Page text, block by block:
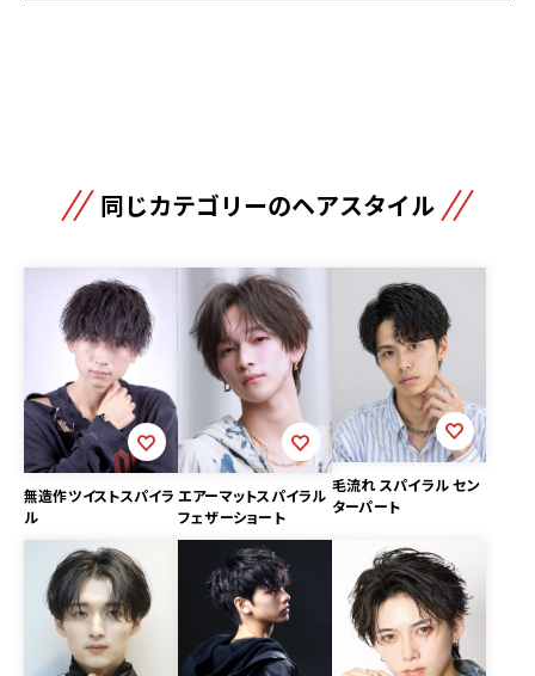
同じカテゴリーのヘアスタイル
無造作ツイストスパイラ
ル
エアーマットスパイラル
フェザーショート
毛流れ スパイラル セン
ターパート